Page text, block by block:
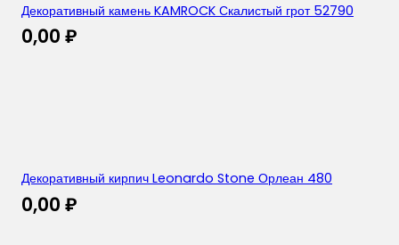
Декоративный камень KAMROCK Скалистый грот 52790
0,00 ₽
Декоративный кирпич Leonardo Stone Орлеан 480
0,00 ₽